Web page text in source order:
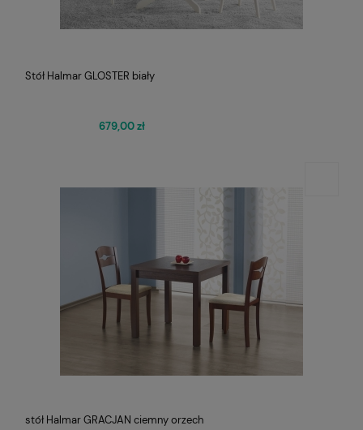
Stół Halmar GLOSTER biały
679,00 zł
stół Halmar GRACJAN ciemny orzech